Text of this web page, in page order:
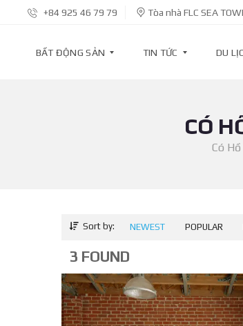
+84 925 46 79 79 Tòa nhà FLC SEA
BẤT ĐỘNG SẢN TIN TỨC
I
N
H
T
Ế
DU
CÓ
Có Hồ
Sort by: NEWEST POPULAR
3 FOUND